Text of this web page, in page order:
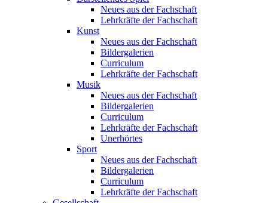
Neues aus der Fachschaft
Lehrkräfte der Fachschaft
Kunst
Neues aus der Fachschaft
Bildergalerien
Curriculum
Lehrkräfte der Fachschaft
Musik
Neues aus der Fachschaft
Bildergalerien
Curriculum
Lehrkräfte der Fachschaft
Unerhörtes
Sport
Neues aus der Fachschaft
Bildergalerien
Curriculum
Lehrkräfte der Fachschaft